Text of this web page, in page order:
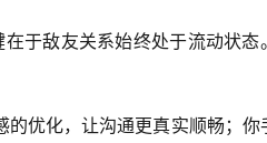
在于敌友关系始终处于流动状态
优化，让沟通更真实顺畅；你